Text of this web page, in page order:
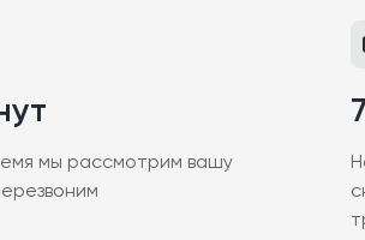
мы рассмотрим вашу